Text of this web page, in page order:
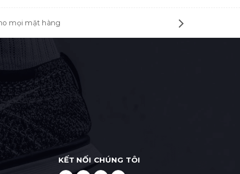
mọi mặt hàng
KẾT NỐI CHÚNG TÔI